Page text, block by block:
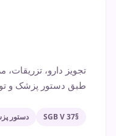
تجویز دارو،
طبق دستور پزشک و
§37 SGB V دستور